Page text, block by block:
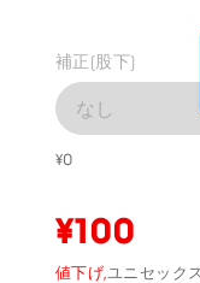
補正(股下)
なし
¥0
¥100
値下げ,ユニセックス